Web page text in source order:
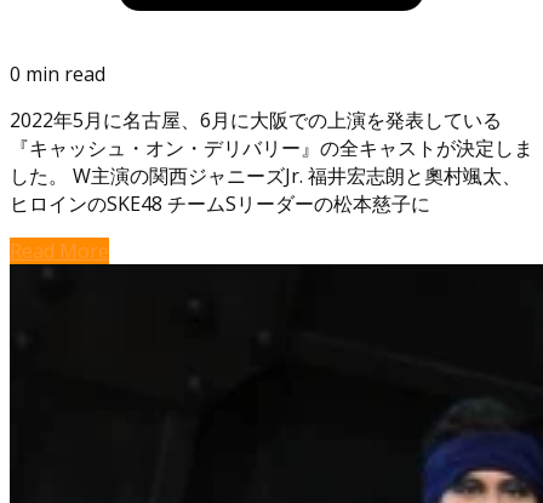
0 min read
2022年5月に名古屋、6月に大阪での上演を発表している
『キャッシュ・オン・デリバリー』の全キャストが決定しま
した。 W主演の関西ジャニーズJr. 福井宏志朗と奧村颯太、
ヒロインのSKE48 チームSリーダーの松本慈子に
Read More